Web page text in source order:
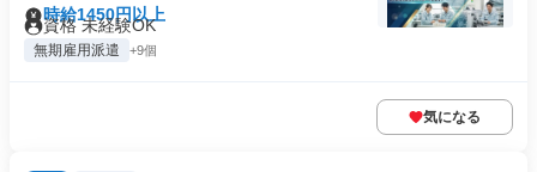
時給1450円以上
資格 未経験OK
無期雇用派遣 +9個
気になる